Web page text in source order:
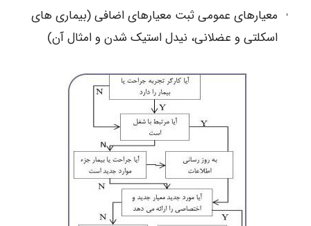
معیارهای عمومی ثبت معیارهای اضافی (بیماری های
اسکلتی و عضلانی، نیدل استیک شدن و امثال آن)